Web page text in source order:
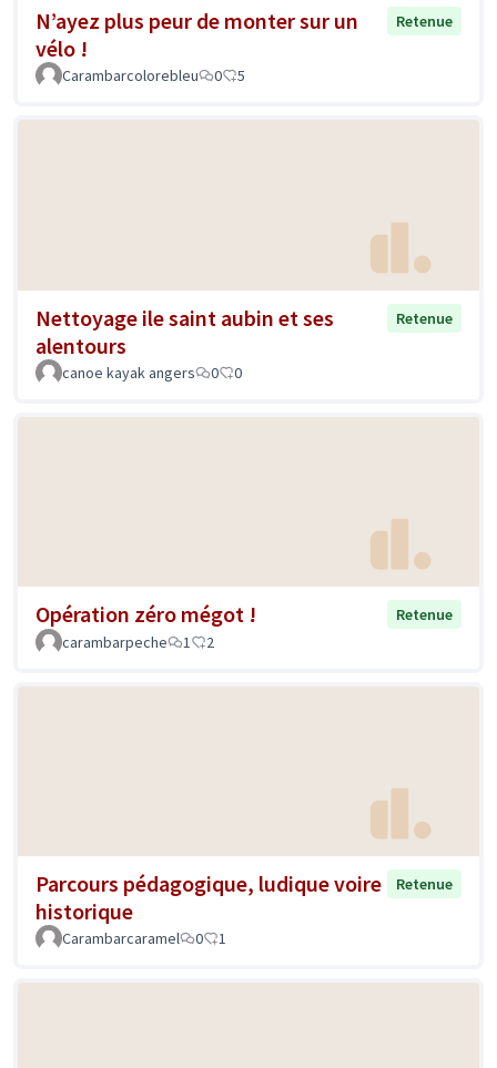
N’ayez plus peur de monter sur un
vélo !
Retenue
Carambarcolorebleu 0 5
Nettoyage ile saint aubin et ses
alentours
Retenue
canoe kayak angers 0 0
Opération zéro mégot !
Retenue
carambarpeche
1 2
Parcours pédagogique, ludique voire
historique
Retenue
Carambarcaramel 0 1